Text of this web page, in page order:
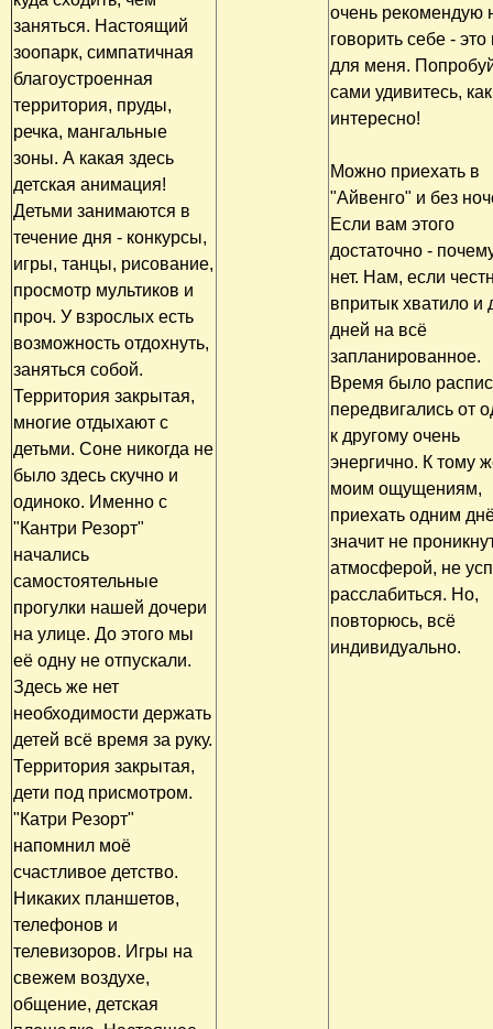
заняться. Настоящий
зоопарк, симпатичная
благоустроенная
территория, пруды,
речка, мангальные
зоны. А какая здесь
детская анимация!
Детьми занимаются в
течение дня - конкурсы,
игры, танцы, рисование,
просмотр мультиков и
проч. У взрослых есть
возможность отдохнуть,
заняться собой.
Территория закрытая,
многие отдыхают с
детьми. Соне никогда не
было здесь скучно и
одиноко. Именно с
"Кантри Резорт"
начались
самостоятельные
прогулки нашей дочери
на улице. До этого мы
её одну не отпускали.
Здесь же нет
необходимости держать
детей всё время за руку.
Территория закрытая,
дети под присмотром.
"Катри Резорт"
напомнил моё
счастливое детство.
Никаких планшетов,
телефонов и
телевизоров. Игры на
свежем воздухе,
общение, детская
очень рекомендую
говорить себе - это
для меня.
сами удивитесь,
интересно!
Можно приехать в
"Айвенго" и без
Если вам этого
достаточно -
нет. Нам, если
впритык хватило и
дней на всё
запланированное.
Время было
передвигались от
к другому очень
энергично. К тому
моим ощущениям,
приехать одним
значит не
атмосферой, не
расслабиться. Но,
повторюсь, всё
индивидуально.